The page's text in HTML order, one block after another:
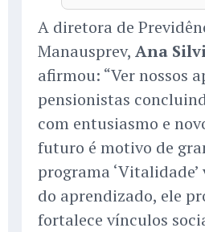
A diretora de
Manausprev, Ana
afirmou: “Ver nossos
pensionistas
com entusiasmo e
futuro é motivo de
programa
do aprendizado, ele
fortalece vínculos